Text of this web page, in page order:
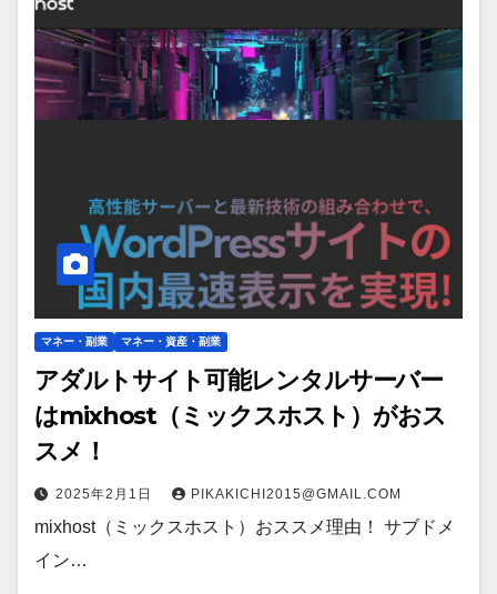
マネー・副業 マネー・資産・副業
アダルトサイト可能レンタルサーバー
はmixhost（ミックスホスト）がおス
スメ！
2025年2月1日 PIKAKICHI2015@GMAIL.COM
mixhost（ミックスホスト）おススメ理由！ サブドメ
イン…